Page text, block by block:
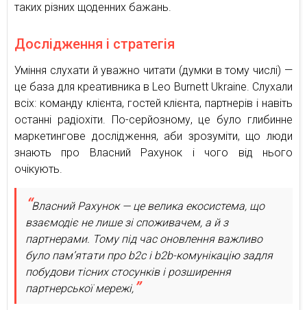
таких різних щоденних бажань.
Дослідження і стратегія
Уміння слухати й уважно читати (думки в тому числі) —
це база для креативника в Leo Burnett Ukraine. Слухали
всіх: команду клієнта, гостей клієнта, партнерів і навіть
останні радіохіти. По-серйозному, це було глибинне
маркетингове дослідження, аби зрозуміти, що люди
знають про Власний Рахунок і чого від нього
очікують.
Власний Рахунок — це велика екосистема, що
взаємодіє не лише зі споживачем, а й з
партнерами. Тому під час оновлення важливо
було пам’ятати про b2c і b2b-комунікацію задля
побудови тісних стосунків і розширення
партнерської мережі,